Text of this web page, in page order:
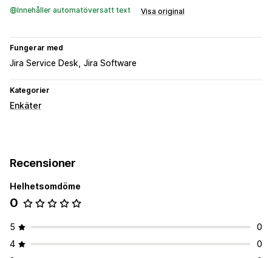
Innehåller automatöversatt text Visa original
Fungerar med
Jira Service Desk Jira Software
Kategorier
Enkäter
Recensioner
Helhetsomdöme
0
5
0
4
0